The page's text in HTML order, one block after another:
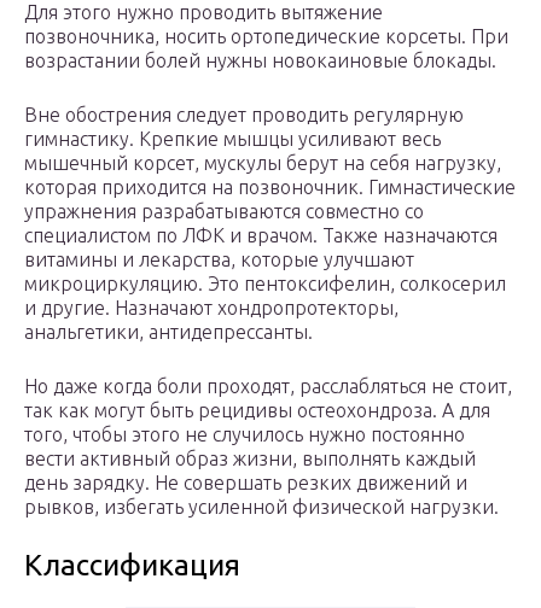
Для этого нужно проводить вытяжение
позвоночника, носить ортопедические корсеты. При
возрастании болей нужны новокаиновые блокады.
Вне обострения следует проводить регулярную
гимнастику. Крепкие мышцы усиливают весь
мышечный корсет, мускулы берут на себя нагрузку,
которая приходится на позвоночник. Гимнастические
упражнения разрабатываются совместно со
специалистом по ЛФК и врачом. Также назначаются
витамины и лекарства, которые улучшают
микроциркуляцию. Это пентоксифелин, солкосерил
и другие. Назначают хондропротекторы,
анальгетики, антидепрессанты.
Но даже когда боли проходят, расслабляться не стоит,
так как могут быть рецидивы остеохондроза. А для
того, чтобы этого не случилось нужно постоянно
вести активный образ жизни, выполнять каждый
день зарядку. Не совершать резких движений и
рывков, избегать усиленной физической нагрузки.
Классификация